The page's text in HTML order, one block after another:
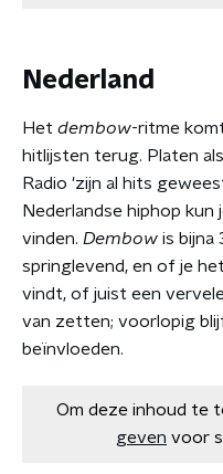
Nederland
Het dembow-ritme
hitlijsten terug. Platen
Radio 'zijn al hits
Nederlandse hiphop kun
vinden. Dembow is bijna
springlevend, en of je
vindt, of juist een
van zetten; voorlopig
beïnvloeden.
Om deze inhoud te
geven voor